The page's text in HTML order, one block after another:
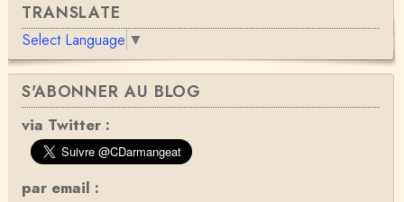
TRANSLATE
Select Language ▼
S'ABONNER AU BLOG
via Twitter :
par email :